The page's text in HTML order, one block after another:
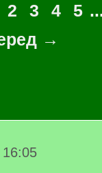
2 3 4 5
→